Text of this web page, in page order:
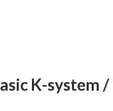
K-system /